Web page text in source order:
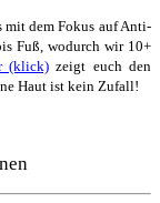
dem Fokus auf Anti-
Fuß, wodurch wir 10+
(klick) zeigt euch den
Haut ist kein Zufall!